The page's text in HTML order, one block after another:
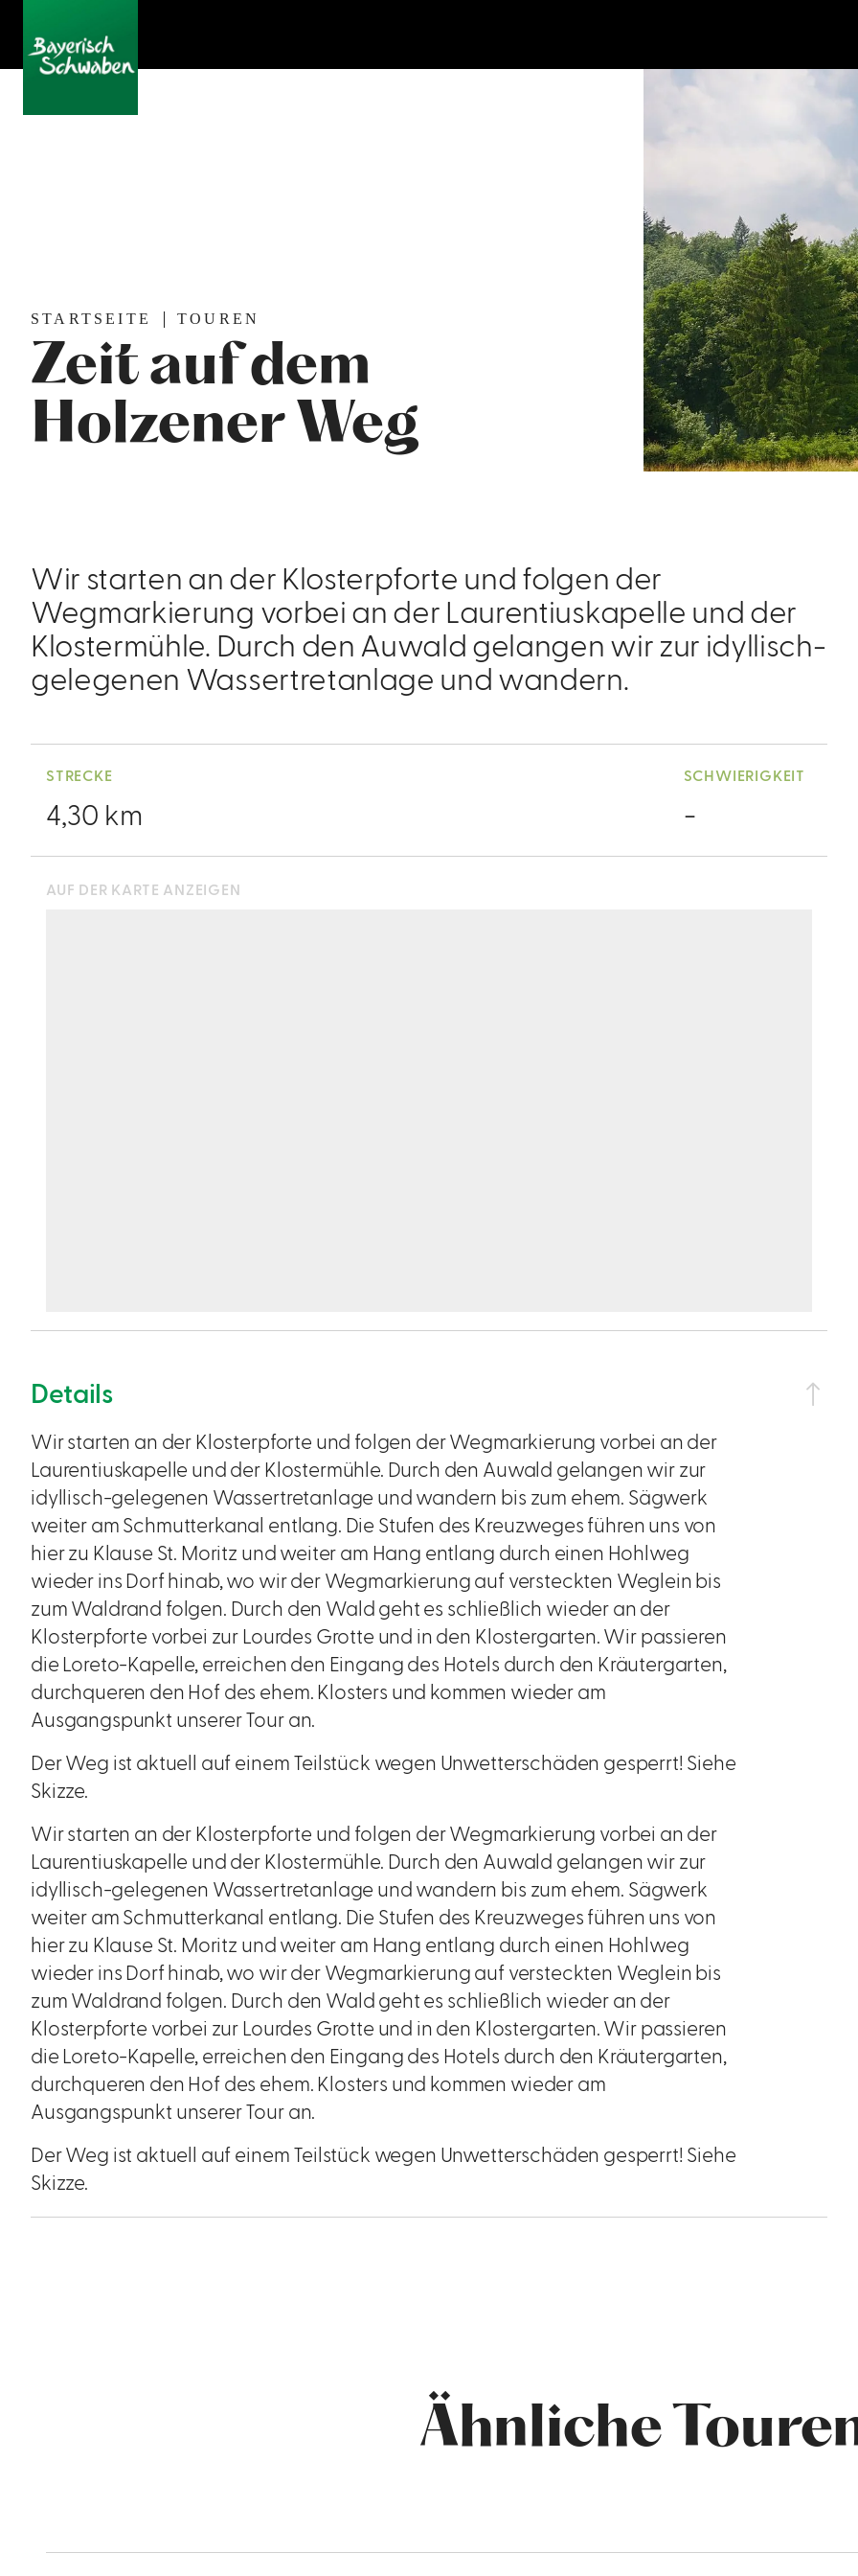
STARTSEITE TOUREN
Zeit auf dem
Holzener Weg
Wir starten an der Klosterpforte und folgen der
Wegmarkierung vorbei an der Laurentiuskapelle und der
Klostermühle. Durch den Auwald gelangen wir zur idyllisch-
gelegenen Wassertretanlage und wandern.
STRECKE
4,30 km
SCHWIERIGKEIT
-
AUF DER KARTE ANZEIGEN
Details
Wir starten an der Klosterpforte und folgen der Wegmarkierung vorbei an der
Laurentiuskapelle und der Klostermühle. Durch den Auwald gelangen wir zur
idyllisch-gelegenen Wassertretanlage und wandern bis zum ehem. Sägwerk
weiter am Schmutterkanal entlang. Die Stufen des Kreuzweges führen uns von
hier zu Klause St. Moritz und weiter am Hang entlang durch einen Hohlweg
wieder ins Dorf hinab, wo wir der Wegmarkierung auf versteckten Weglein bis
zum Waldrand folgen. Durch den Wald geht es schließlich wieder an der
Klosterpforte vorbei zur Lourdes Grotte und in den Klostergarten. Wir passieren
die Loreto-Kapelle, erreichen den Eingang des Hotels durch den Kräutergarten,
durchqueren den Hof des ehem. Klosters und kommen wieder am
Ausgangspunkt unserer Tour an.
Der Weg ist aktuell auf einem Teilstück wegen Unwetterschäden gesperrt! Siehe
Skizze.
Wir starten an der Klosterpforte und folgen der Wegmarkierung vorbei an der
Laurentiuskapelle und der Klostermühle. Durch den Auwald gelangen wir zur
idyllisch-gelegenen Wassertretanlage und wandern bis zum ehem. Sägwerk
weiter am Schmutterkanal entlang. Die Stufen des Kreuzweges führen uns von
hier zu Klause St. Moritz und weiter am Hang entlang durch einen Hohlweg
wieder ins Dorf hinab, wo wir der Wegmarkierung auf versteckten Weglein bis
zum Waldrand folgen. Durch den Wald geht es schließlich wieder an der
Klosterpforte vorbei zur Lourdes Grotte und in den Klostergarten. Wir passieren
die Loreto-Kapelle, erreichen den Eingang des Hotels durch den Kräutergarten,
durchqueren den Hof des ehem. Klosters und kommen wieder am
Ausgangspunkt unserer Tour an.
Der Weg ist aktuell auf einem Teilstück wegen Unwetterschäden gesperrt! Siehe
Skizze.
Ähnliche